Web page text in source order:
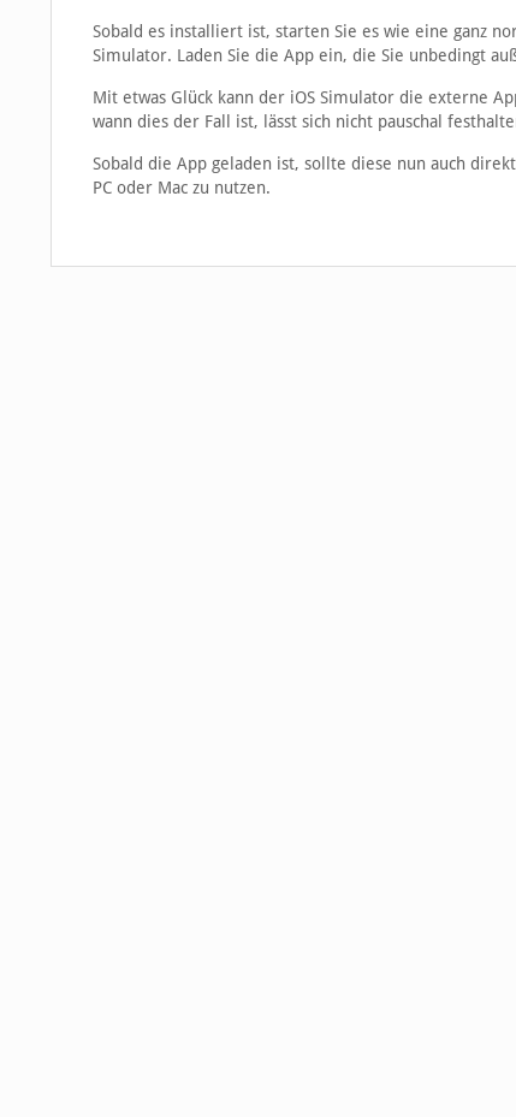
Sobald es installiert ist, starten Sie es wie eine ganz
Simulator. Laden Sie die App ein, die Sie unbedingt
Mit etwas Glück kann der iOS Simulator die externe
wann dies der Fall ist, lässt sich nicht pauschal
Sobald die App geladen ist, sollte diese nun auch
PC oder Mac zu nutzen.